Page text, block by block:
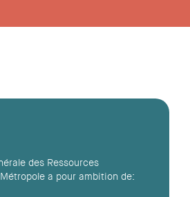
des Ressources
a pour ambition de: